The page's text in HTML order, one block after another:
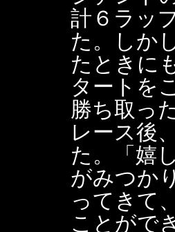
計６ラッ
た。しか
たときに
タートを
勝ち取っ
レース後
た。「嬉
がみつか
ってきて
ことがで